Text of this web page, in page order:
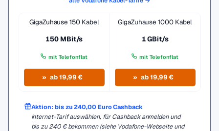
GigaZuhause 150 Kabel
150 MBit/s
mit Telefonflat
ab 19,99 €
GigaZuhause 1000 Kabel
1 GBit/s
mit Telefonflat
ab 19,99 €
Aktion: bis zu 240,00 Euro Cashback
Internet-Tarif auswählen, für Cashback anmelden und
bis zu 240 € bekommen (siehe Vodafone-Webseite und